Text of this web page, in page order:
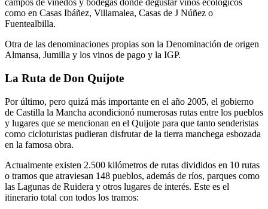
campos de viñedos y bodegas donde degustar vinos ecológicos
como en Casas Ibáñez, Villamalea, Casas de J Núñez o
Fuentealbilla.
Otra de las denominaciones propias son la Denominación de origen
Almansa, Jumilla y los vinos de pago y la IGP.
La Ruta de Don Quijote
Por último, pero quizá más importante en el año 2005, el gobierno
de Castilla la Mancha acondicionó numerosas rutas entre los pueblos
y lugares que se mencionan en el Quijote para que tanto senderistas
como cicloturistas pudieran disfrutar de la tierra manchega esbozada
en la famosa obra.
Actualmente existen 2.500 kilómetros de rutas divididos en 10 rutas
o tramos que atraviesan 148 pueblos, además de ríos, parques como
las Lagunas de Ruidera y otros lugares de interés. Este es el
itinerario total con todos los tramos: